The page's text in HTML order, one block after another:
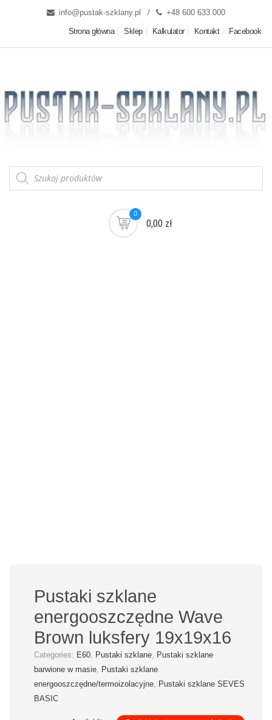
info@pustak-szklany.pl +48 600 633 000
Strona główna Sklep Kalkulator Kontakt Facebook
0
0,00 zł
Pustaki szklane
energooszczędne Wave
Brown luksfery 19x19x16
Categories: E60 Pustaki szklane
Pustaki szklane
barwione w masie
Pustaki szklane
energooszczędne/termoizolacyjne
Pustaki szklane SEVES
BASIC